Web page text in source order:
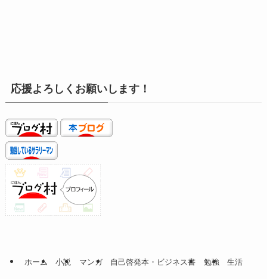
応援よろしくお願いします！
ホーム 小説 マンガ 自己啓発本・ビジネス書 勉強 生活